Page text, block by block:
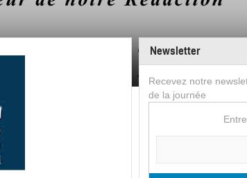
Newsletter
Recevez notre
de la journée